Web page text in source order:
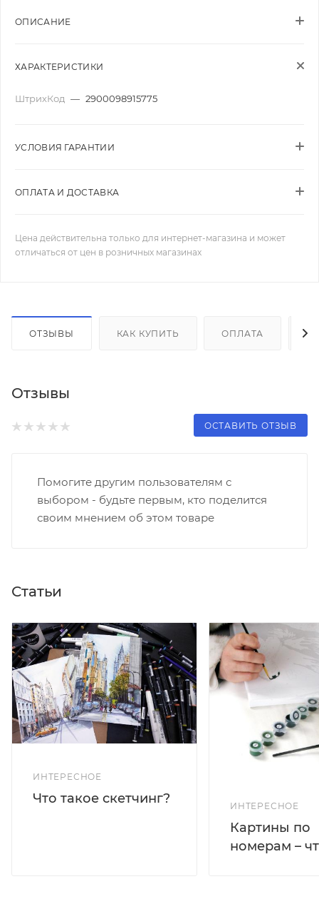
ОПИСАНИЕ
ХАРАКТЕРИСТИКИ
ШтрихКод — 2900098915775
УСЛОВИЯ ГАРАНТИИ
ОПЛАТА И ДОСТАВКА
Цена действительна только для интернет-магазина и может
отличаться от цен в розничных магазинах
ОТЗЫВЫ КАК КУПИТЬ ОПЛАТА
Отзывы
ОСТАВИТЬ ОТЗЫВ
Помогите другим пользователям с
выбором - будьте первым, кто поделится
своим мнением об этом товаре
Статьи
ИНТЕРЕСНОЕ
Что такое скетчинг?
ИНТЕРЕСНОЕ
Картины по
номерам –